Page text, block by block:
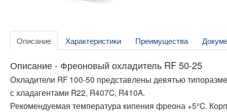
Описание Характеристики Преимущества
Описание - Фреоновый охладитель RF 50-25
Охладители RF 100-50 представлены девятью
с хладагентами R22, R407C, R410A.
Рекомендуемая температура кипения фреона +5°C.